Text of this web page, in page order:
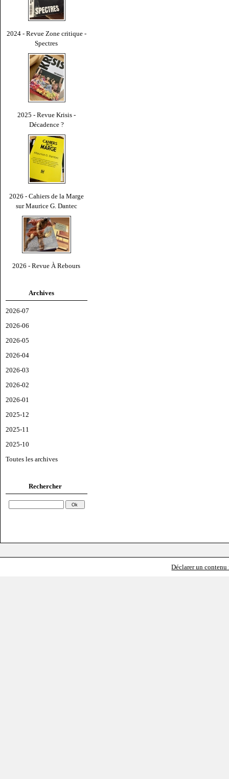
2024 - Revue Zone critique -
Spectres
2025 - Revue Krisis -
Décadence ?
2026 - Cahiers de la Marge
sur Maurice G. Dantec
2026 - Revue À Rebours
Archives
2026-07
2026-06
2026-05
2026-04
2026-03
2026-02
2026-01
2025-12
2025-11
2025-10
Toutes les archives
Rechercher
Déclarer un